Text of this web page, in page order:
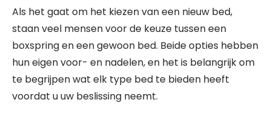
Als het gaat om het kiezen van een nieuw bed,
staan veel mensen voor de keuze tussen een
boxspring en een gewoon bed. Beide opties hebben
hun eigen voor- en nadelen, en het is belangrijk om
te begrijpen wat elk type bed te bieden heeft
voordat u uw beslissing neemt.